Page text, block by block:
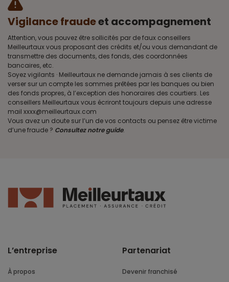
Vigilance fraudeet accompagnement
Attention, vous pouvez être sollicités par de faux conseillers
Meilleurtaux vous proposant des crédits et/ou vous demandant de
transmettre des documents, des fonds, des coordonnées
bancaires, etc.
Soyez vigilants · Meilleurtaux ne demande jamais à ses clients de
verser sur un compte les sommes prêtées par les banques ou bien
des fonds propres, à l’exception des honoraires des courtiers. Les
conseillers Meilleurtaux vous écriront toujours depuis une adresse
mail xxxx@meilleurtaux.com
Vous avez un doute sur l’un de vos contacts ou pensez être victime
d’une fraude ? Consultez notre guide.
L’entreprise
À propos
Partenariat
Devenir franchisé